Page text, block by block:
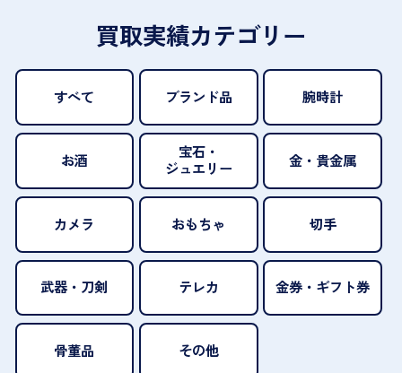
買取実績カテゴリー
すべて ブランド品 腕時計
お酒
宝石・
ジュエリー
金・貴金属
カメラ おもちゃ 切手
武器・刀剣 テレカ 金券・ギフト券
骨董品 その他